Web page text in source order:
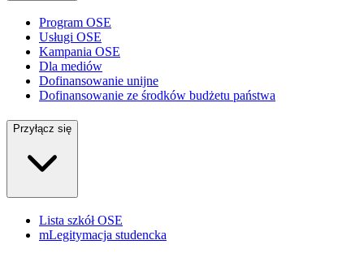
Program OSE
Usługi OSE
Kampania OSE
Dla mediów
Dofinansowanie unijne
Dofinansowanie ze środków budżetu państwa
Przyłącz się
Lista szkół OSE
mLegitymacja studencka